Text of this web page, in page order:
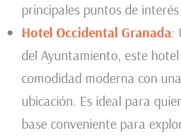
principales puntos de
Hotel Occidental Granada:
del Ayuntamiento, este
comodidad moderna con
ubicación. Es ideal para
base conveniente para